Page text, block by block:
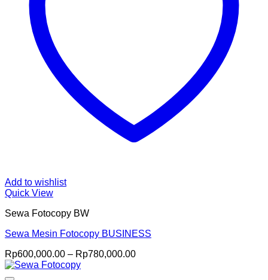
Add to wishlist
Quick View
Sewa Fotocopy BW
Sewa Mesin Fotocopy BUSINESS
Rp600,000.00 – Rp780,000.00Price